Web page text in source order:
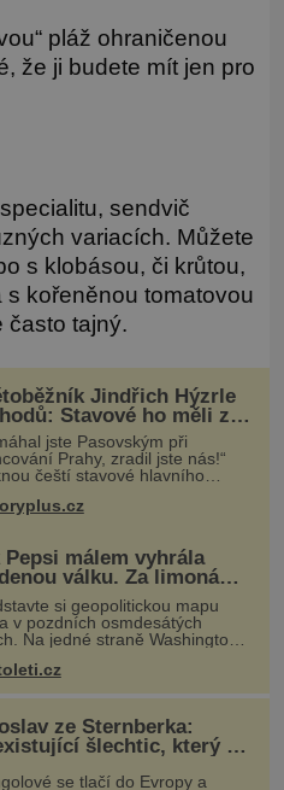
pláž ohraničenou
že ji budete mít jen pro
sendvič
variacích. Můžete
s klobásou, či krůtou,
kořeněnou tomatovou
často tajný.
Jindřich Hýzrle
Stavové ho měli za
jste Pasovským při
Prahy, zradil jste nás!“
čeští stavové hlavního
se však zastrašit nenechá.
Pepsi málem vyhrála
válku. Za limonádu
ponorky i křižník
si geopolitickou mapu
v pozdních osmdesátých
Na jedné straně Washington,
schopný zničit planetu
dokola, železná opona a
ze Šternberka:
šlechtic, který z
vyžene Mongoly
se tlačí do Evropy a